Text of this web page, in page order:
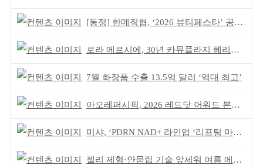
[동정] 한메직협, ‘2026 뷰티페스타’ 공동 주최
로라 메르시에, 30년 카뮤플라지 헤리티지 담아
7월 화장품 수출 13.5억 달러 ‘역대 최고’
아모레퍼시픽, 2026 레드닷 어워드 본상 2개 수상
미샤, ‘PDRN NAD+ 라인업 ‘리프팅 마스크’ 출시
젤리 제형·안묻립 기술 앞세워 여름 메이크업 시장 공략